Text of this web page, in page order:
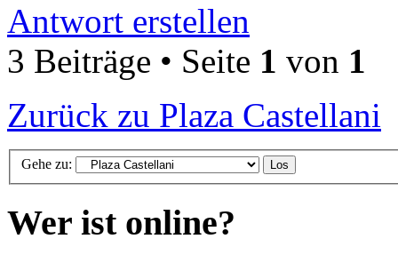
Antwort erstellen
3 Beiträge • Seite 1 von 1
Zurück zu Plaza Castellani
Gehe zu:
Wer ist online?